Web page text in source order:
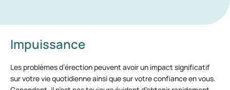
Impuissance
Les problèmes d’érection peuvent avoir un impact significatif
sur votre vie quotidienne ainsi que sur votre confiance en vous.